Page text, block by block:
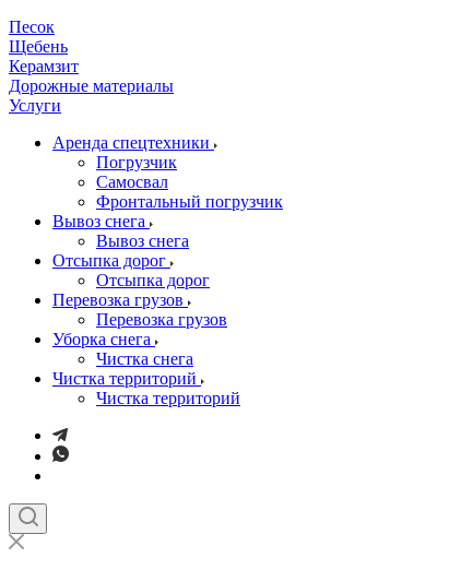
Песок
Щебень
Керамзит
Дорожные материалы
Услуги
Аренда спецтехники
Погрузчик
Самосвал
Фронтальный погрузчик
Вывоз снега
Вывоз снега
Отсыпка дорог
Отсыпка дорог
Перевозка грузов
Перевозка грузов
Уборка снега
Чистка снега
Чистка территорий
Чистка территорий